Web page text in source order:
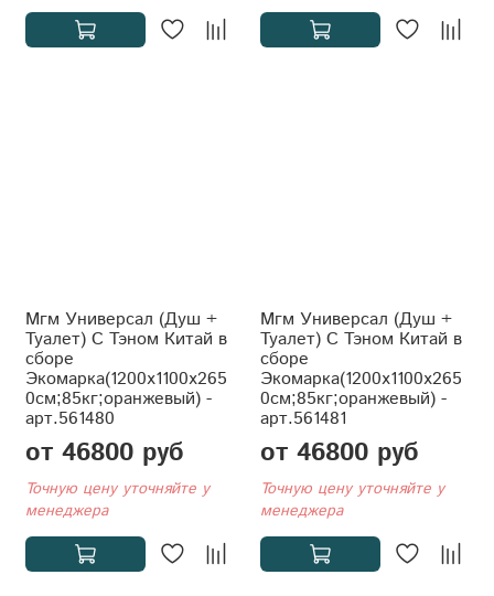
Мгм Универсал (Душ +
Туалет) С Тэном Китай в
сборе
Экомарка(1200x1100x265
0см;85кг;оранжевый) -
арт.561480
от 46800 руб
Точную цену уточняйте у
менеджера
Мгм Универсал (Душ +
Туалет) С Тэном Китай в
сборе
Экомарка(1200x1100x265
0см;85кг;оранжевый) -
арт.561481
от 46800 руб
Точную цену уточняйте у
менеджера